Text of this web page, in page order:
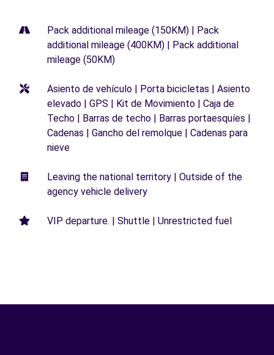
Pack additional mileage (150KM) | Pack
additional mileage (400KM) | Pack additional
mileage (50KM)
Asiento de vehículo | Porta bicicletas | Asiento
elevado | GPS | Kit de Movimiento | Caja de
Techo | Barras de techo | Barras portaesquíes |
Cadenas | Gancho del remolque | Cadenas para
nieve
Leaving the national territory | Outside of the
agency vehicle delivery
VIP departure. | Shuttle | Unrestricted fuel